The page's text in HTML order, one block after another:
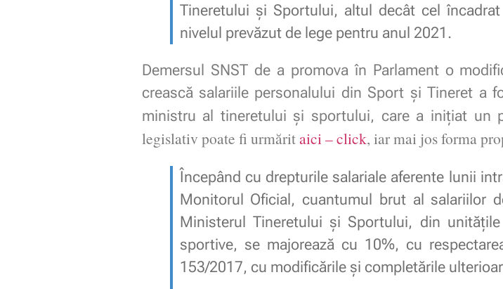
Tineretului şi Sportului, altul decât cel
nivelul prevăzut de lege pentru anul 2021.
Demersul SNST de a promova în Parlament o
crească salariile personalului din Sport și Tineret a
ministru al tineretului și sportului, care a inițiat un
legislativ poate fi urmăritaici – click, iar mai jos forma
Începând cu drepturile salariale aferente lunii
Monitorul Oficial, cuantumul brut al salariilor
Ministerul Tineretului și Sportului, din
sportive, se majorează cu 10%, cu
153/2017, cu modificările și completările